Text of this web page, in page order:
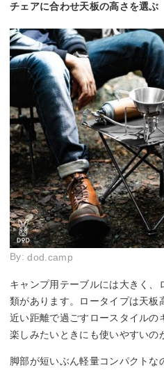
チェアに合わせ天板の高さを選ぶ
By:dod.camp
キャンプ用テーブルには大きく
類があります。ロータイプは天板
近い距離で過ごすロースタイルの
楽しみたいときにも使いやすいの
脚部が短いぶん軽量コンパクトな